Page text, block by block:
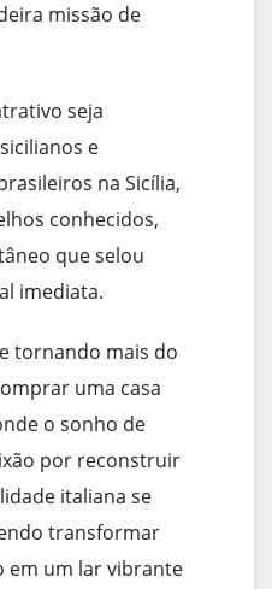
missão de
seja
e
na Sicília,
conhecidos,
que selou
imediata.
tornando mais do
uma casa
o sonho de
por reconstruir
italiana se
transformar
em um lar vibrante